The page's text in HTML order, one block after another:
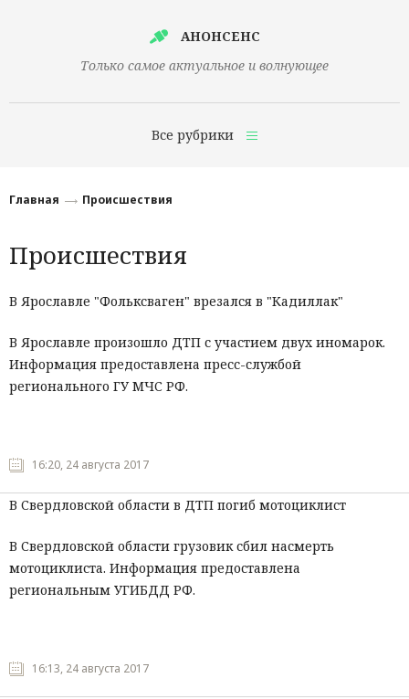
АНОНСЕНС
Только самое актуальное и волнующее
Все рубрики
Технологии
Общество
Происшествия
Главная Происшествия
Происшествия
В Ярославле "Фольксваген" врезался в "Кадиллак"
В Ярославле произошло ДТП с участием двух иномарок.
Информация предоставлена пресс-службой
регионального ГУ МЧС РФ.
16:20, 24 августа 2017
В Свердловской области в ДТП погиб мотоциклист
В Свердловской области грузовик сбил насмерть
мотоциклиста. Информация предоставлена
региональным УГИБДД РФ.
16:13, 24 августа 2017